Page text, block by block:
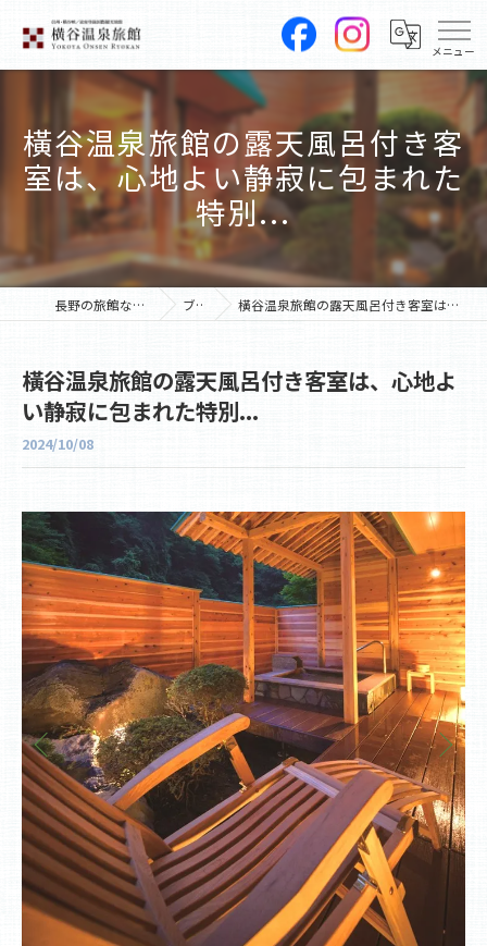
橫谷温泉旅館の露天風呂付き客
室は、心地よい静寂に包まれた
特別...
長野の旅館なら横谷温泉旅館 ブログ 橫谷温泉旅館の露天風呂付き客室は、心地よい静寂に包まれた特別...
橫谷温泉旅館の露天風呂付き客室は、心地よ
い静寂に包まれた特別...
2024/10/08